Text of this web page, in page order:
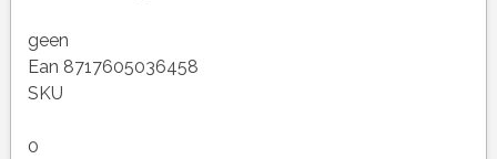
geen
Ean 8717605036458
SKU
0